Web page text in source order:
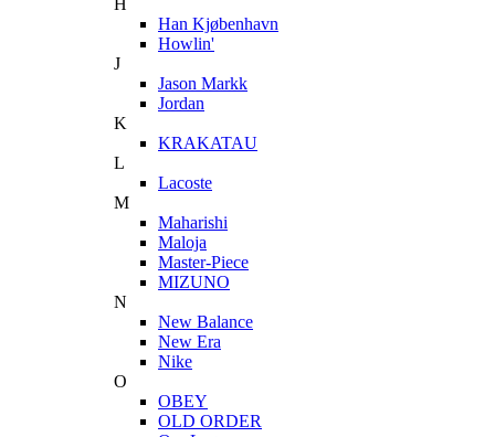
H
Han Kjøbenhavn
Howlin'
J
Jason Markk
Jordan
K
KRAKATAU
L
Lacoste
M
Maharishi
Maloja
Master-Piece
MIZUNO
N
New Balance
New Era
Nike
O
OBEY
OLD ORDER